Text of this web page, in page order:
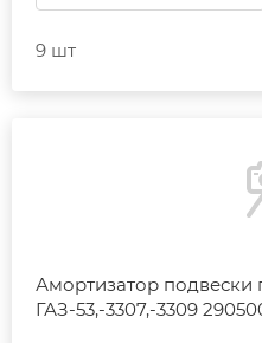
9 шт
Амортизатор подвески
ГАЗ-53,-3307,-3309